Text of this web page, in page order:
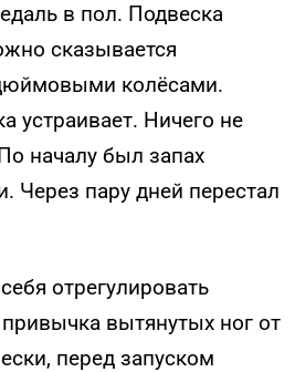
в пол. Подвеска
сказывается
колёсами.
устраивает. Ничего не
началу был запах
Через пару дней перестал
отрегулировать
вытянутых ног от
перед запуском